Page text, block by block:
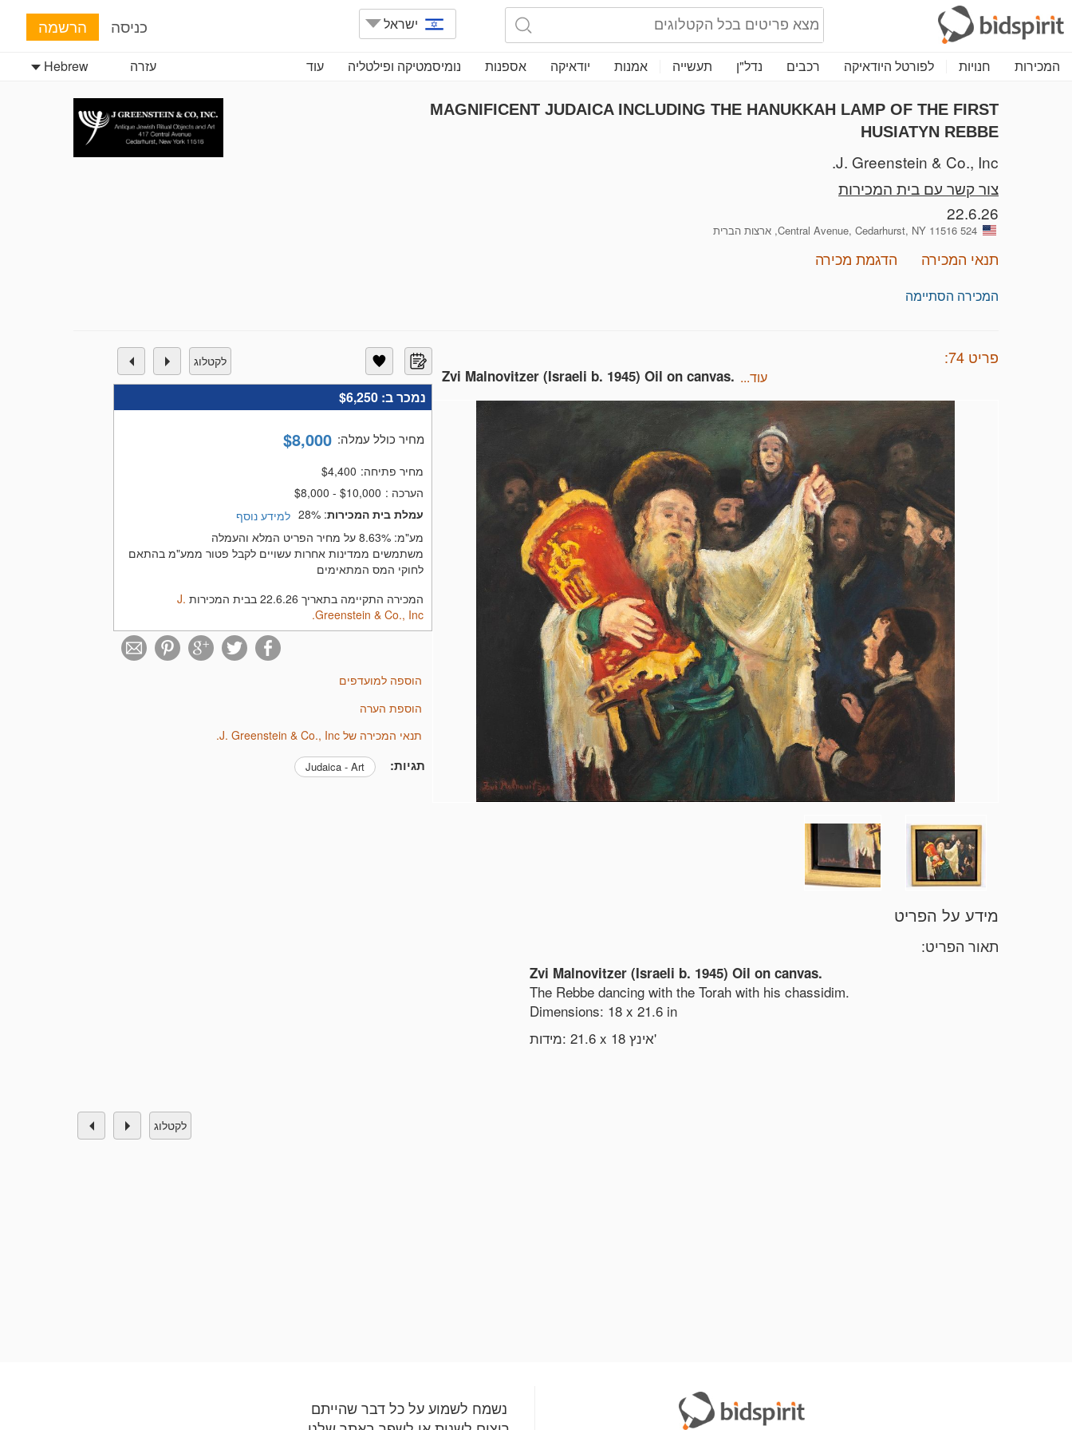
ישראל כניסה הרשמה
המכירות חנויות לפורטל היודאיקה רכבים נדל"ן תעשייה אמנות יודאיקה אספנות נומיסמטיקה ופילטליה עוד Hebrew עזרה
MAGNIFICENT JUDAICA INCLUDING THE HANUKKAH LAMP OF THE FIRST
HUSIATYN REBBE
J. Greenstein & Co., Inc.
צור קשר עם בית המכירות
22.6.26
524 Central Avenue, Cedarhurst, NY 11516, ארצות הברית
תנאי המכירה הדגמת מכירה
המכירה הסתיימה
פריט 74:
Zvi Malnovitzer (Israeli b. 1945) Oil on canvas. עוד...
לקטלוג
נמכר ב: $6,250
מחיר כולל עמלה:
$8,000
מחיר פתיחה: $4,400
הערכה :
$8,000 - $10,000
עמלת בית המכירות:
28%
למידע נוסף
מע"מ: 8.63% על מחיר הפריט המלא והעמלה
משתמשים ממדינות אחרות עשויים לקבל פטור ממע"מ בהתאם
לחוקי המס המתאימים
המכירה התקיימה בתאריך 22.6.26 בבית המכירות
J.
Greenstein & Co., Inc.
הוספה למועדפים
הוספת הערה
תנאי המכירה של J. Greenstein & Co., Inc.
תגיות: Judaica - Art
מידע על הפריט
תאור הפריט:
Zvi Malnovitzer (Israeli b. 1945) Oil on canvas.
The Rebbe dancing with the Torah with his chassidim.
Dimensions: 18 x 21.6 in
מידות: 21.6 x 18 אינץ'
לקטלוג
נשמח לשמוע על כל דבר שהייתם